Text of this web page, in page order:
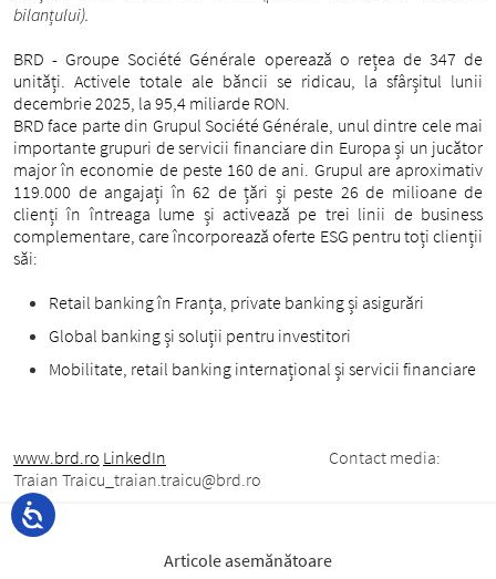
bilanțului).
BRD - Groupe Société Générale operează o rețea de 347 de
unități. Activele totale ale băncii se ridicau, la sfârșitul lunii
decembrie 2025, la 95,4 miliarde RON.
BRD face parte din Grupul Société Générale, unul dintre cele mai
importante grupuri de servicii financiare din Europa și un jucător
major în economie de peste 160 de ani. Grupul are aproximativ
119.000 de angajați în 62 de țări și peste 26 de milioane de
clienți în întreaga lume și activează pe trei linii de business
complementare, care încorporează oferte ESG pentru toți clienții
săi:
Retail banking în Franța, private banking și asigurări
Global banking și soluții pentru investitori
Mobilitate, retail banking internațional și servicii financiare
www.brd.ro LinkedIn Contact media:
Traian Traicu_traian.traicu@brd.ro
Articole asemănătoare